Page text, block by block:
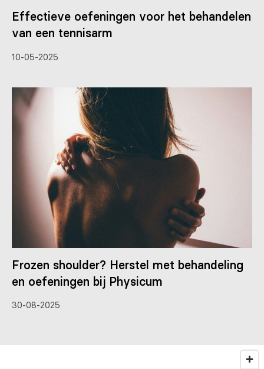
Effectieve oefeningen voor het behandelen
van een tennisarm
10-05-2025
Frozen shoulder? Herstel met behandeling
en oefeningen bij Physicum
30-08-2025